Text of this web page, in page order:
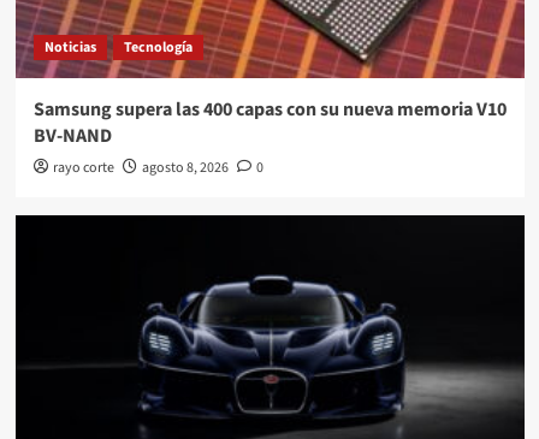
Noticias Tecnología
Samsung supera las 400 capas con su nueva memoria V10
BV-NAND
rayo corte agosto 8, 2026 0